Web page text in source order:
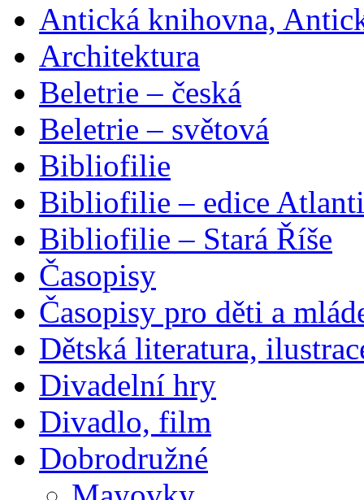
Antická knihovna,
Architektura
Beletrie – česká
Beletrie – světová
Bibliofilie
Bibliofilie – edice
Bibliofilie – Stará Říše
Časopisy
Časopisy pro děti a
Dětská literatura,
Divadelní hry
Divadlo, film
Dobrodružné